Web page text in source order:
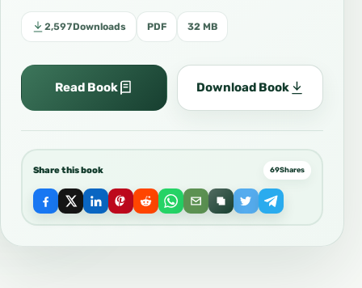
2,597Downloads PDF 32 MB
Read Book Download Book
Share this book 69Shares